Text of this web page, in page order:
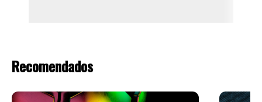
Recomendados